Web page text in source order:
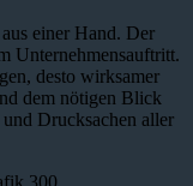
einer Hand. Der
Unternehmensauftritt.
desto wirksamer
dem nötigen Blick
Drucksachen aller